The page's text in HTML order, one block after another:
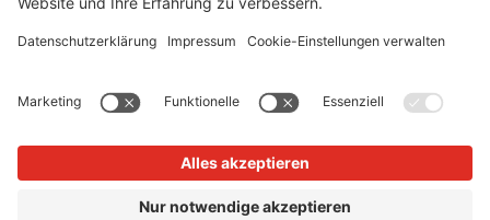
AGB
Datenschutz Impressum Vertrag widerrufen